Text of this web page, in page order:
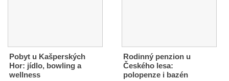
Pobyt u Kašperských
Hor: jídlo, bowling a
wellness
Rodinný penzion u
Českého lesa:
polopenze i bazén